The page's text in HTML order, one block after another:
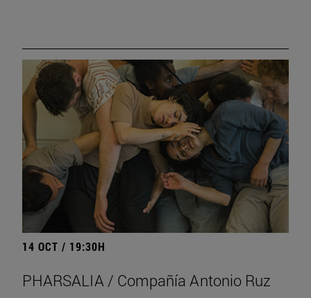
14 OCT / 19:30H
PHARSALIA / Compañía Antonio Ruz